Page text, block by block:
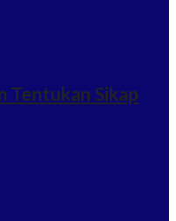
Tentukan Sikap